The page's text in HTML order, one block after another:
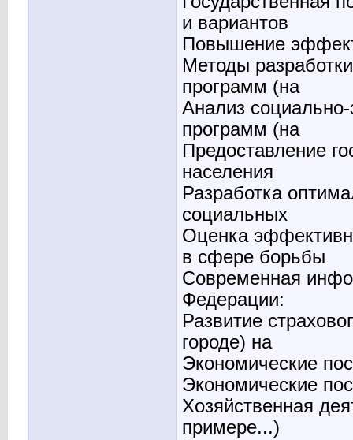
и вариантов
Повышение
Методы
программ (на
Анализ
программ (на
Предоставление
населения
Разработка
социальных
Оценка
в сфере борьбы
Современная
Федерации:
Развитие
городе) на
Экономические
Экономические
Хозяйственная
примере...)